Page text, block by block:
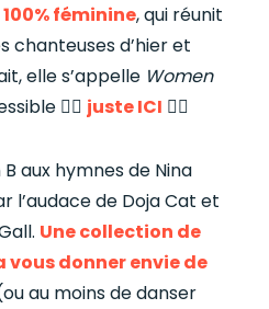
féminine, qui réunit
chanteuses d’hier et
elle s’appelle Women
👉🏼 juste ICI 👈🏼
aux hymnes de Nina
l’audace de Doja Cat et
Une collection de
donner envie de
au moins de danser